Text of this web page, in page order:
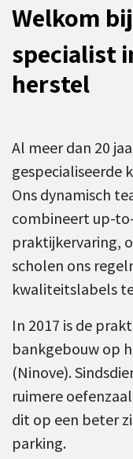
Welkom
specialist
herstel
Al meer dan 20
gespecialiseerde
Ons dynamisch
combineert up-
praktijkervaring,
scholen ons
kwaliteitslabels
In 2017 is de
bankgebouw op
(Ninove).
ruimere
dit op een beter
parking.